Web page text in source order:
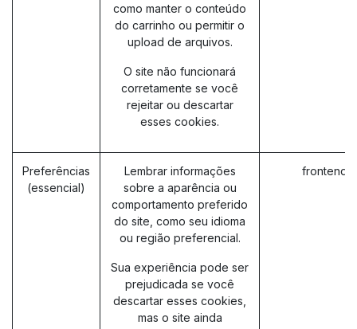
como manter o conteúdo
do carrinho ou permitir o
upload de arquivos.
O site não funcionará
corretamente se você
rejeitar ou descartar
esses cookies.
Preferências
(essencial)
Lembrar informações
sobre a aparência ou
comportamento preferido
do site, como seu idioma
ou região preferencial.
Sua experiência pode ser
prejudicada se você
descartar esses cookies,
mas o site ainda